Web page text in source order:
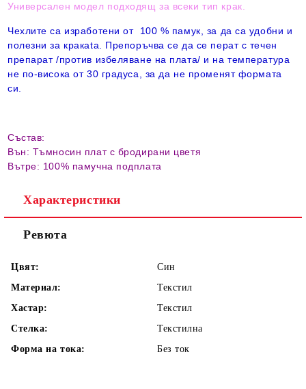
Универсален модел подходящ за всеки тип крак.
Чехлите са изработени от 100 % памук, за да са удобни и
полезни за кракаta. Препоръчва се да се перат с течен
препарат /против избеляване на плата/ и на температура
не по-висока от 30 градуса, за да не променят формата
си.
Състав:
Вън: Тъмносин плат с бродирани цветя
Вътре: 100% памучна подплата
Характеристики
Ревюта
Цвят:
Син
Материал:
Текстил
Хастар:
Текстил
Стелка:
Текстилна
Форма на тока:
Без ток